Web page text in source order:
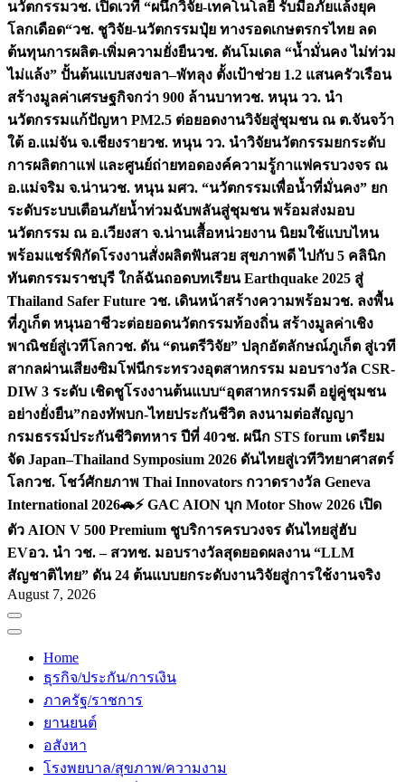
นวัตกรรมวช. เปิดเวที “ผนึกวิจัย-เทคโนโลยี รับมือภัยแล้งยุค
โลกเดือด“วช. ชูวิจัย-นวัตกรรมปุ๋ย ทางรอดเกษตรกรไทย ลด
ต้นทุนการผลิต-เพิ่มความยั่งยืนวช. ดันโมเดล “น้ำมั่นคง ไม่ท่วม
ไม่แล้ง” ปั้นต้นแบบสงขลา–พัทลุง ตั้งเป้าช่วย 1.2 แสนครัวเรือน
สร้างมูลค่าเศรษฐกิจกว่า 900 ล้านบาทวช. หนุน วว. นำ
นวัตกรรมแก้ปัญหา PM2.5 ต่อยอดงานวิจัยสู่ชุมชน ณ ต.จันจว้า
ใต้ อ.แม่จัน จ.เชียงรายวช. หนุน วว. นำวิจัยนวัตกรรมยกระดับ
การผลิตกาแฟ และศูนย์ถ่ายทอดองค์ความรู้กาแฟครบวงจร ณ
อ.แม่จริม จ.น่านวช. หนุน มศว. “นวัตกรรมเพื่อน้ำที่มั่นคง” ยก
ระดับระบบเตือนภัยน้ำท่วมฉับพลันสู่ชุมชน พร้อมส่งมอบ
นวัตกรรม ณ อ.เวียงสา จ.น่านเสื้อหน่วยงาน นิยมใช้แบบไหน
พร้อมแชร์พิกัดโรงงานสั่งผลิตฟันสวย สุขภาพดี ไปกับ 5 คลินิก
ทันตกรรมราชบุรี ใกล้ฉันถอดบทเรียน Earthquake 2025 สู่
Thailand Safer Future วช. เดินหน้าสร้างความพร้อมวช. ลงพื้น
ที่ภูเก็ต หนุนอาชีวะต่อยอดนวัตกรรมท้องถิ่น สร้างมูลค่าเชิง
พาณิชย์สู่เวทีโลกวช. ดัน “ดนตรีวิจัย” ปลุกอัตลักษณ์ภูเก็ต สู่เวที
สากลผ่านเสียงซิมโฟนีกระทรวงอุตสาหกรรม มอบรางวัล CSR-
DIW 3 ระดับ เชิดชูโรงงานต้นแบบ“อุตสาหกรรมดี อยู่คู่ชุมชน
อย่างยั่งยืน”กองทัพบก-ไทยประกันชีวิต ลงนามต่อสัญญา
กรมธรรม์ประกันชีวิตทหาร ปีที่ 40วช. ผนึก STS forum เตรียม
จัด Japan–Thailand Symposium 2026 ดันไทยสู่เวทีวิทยาศาสตร์
โลกวช. โชว์ศักยภาพ Thai Innovators กวาดรางวัล Geneva
International 2026🚗⚡️ GAC AION บุก Motor Show 2026 เปิด
ตัว AION V 500 Premium ชูบริการครบวงจร ดันไทยสู่ฮับ
EVอว. นำ วช. – สวทช. มอบรางวัลสุดยอดผลงาน “LLM
สัญชาติไทย” ดัน 24 ต้นแบบยกระดับงานวิจัยสู่การใช้งานจริง
August 7, 2026
Home
ธุรกิจ/ประกัน/การเงิน
ภาครัฐ/ราชการ
ยานยนต์
อสังหา
โรงพยบาล/สุขภาพ/ความงาม